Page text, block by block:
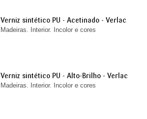
Verniz sintético PU - Acetinado - Verlac
Madeiras. Interior. Incolor e cores
Verniz sintético PU - Alto-Brilho - Verlac
Madeiras. Interior. Incolor e cores